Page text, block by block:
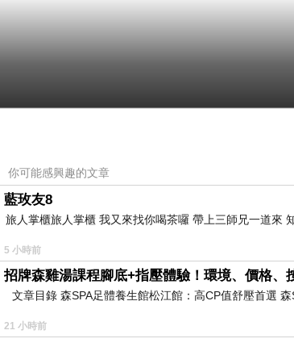
你可能感興趣的文章
藍玫友8
旅人掌櫃旅人掌櫃 我又來找你喝茶囉 帶上三師兄一道來
5 小時前
招牌森雞湯課程腳底+指壓體驗！環境、價格
文章目錄 森SPA足體養生館松江館：高CP值舒壓首選
21 小時前